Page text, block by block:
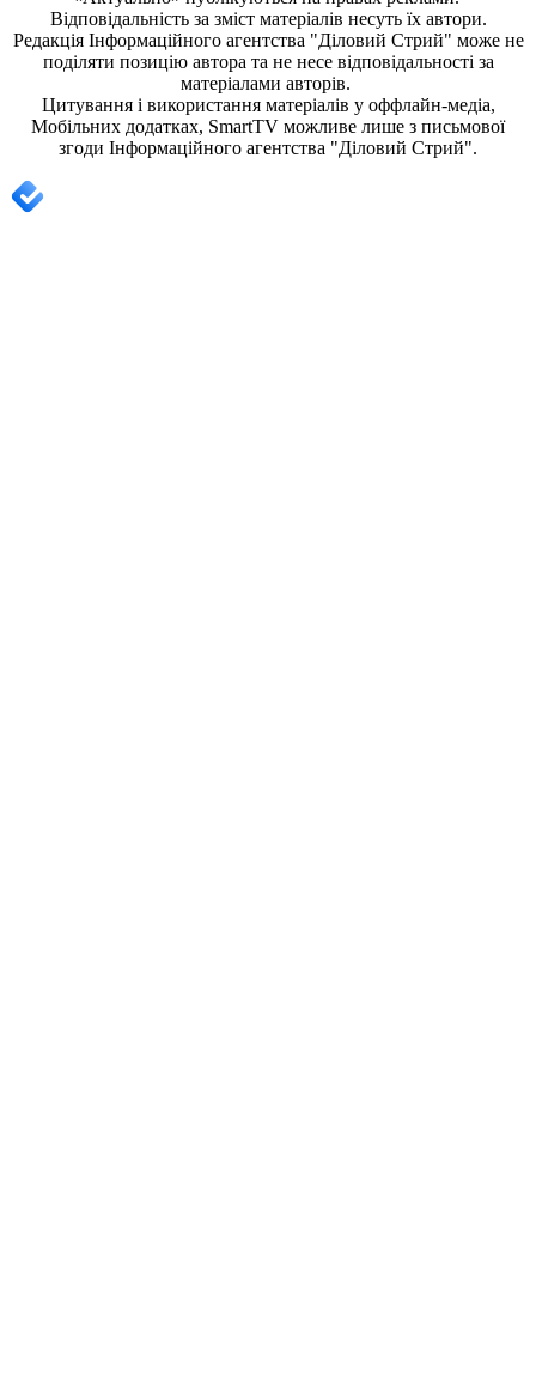
Відповідальність за зміст матеріалів несуть їх автори.
Редакція Інформаційного агентства "Діловий Стрий" може не
поділяти позицію автора та не несе відповідальності за
матеріалами авторів.
Цитування і використання матеріалів у оффлайн-медіа,
Мобільних додатках, SmartTV можливе лише з письмової
згоди Інформаційного агентства "Діловий Стрий".